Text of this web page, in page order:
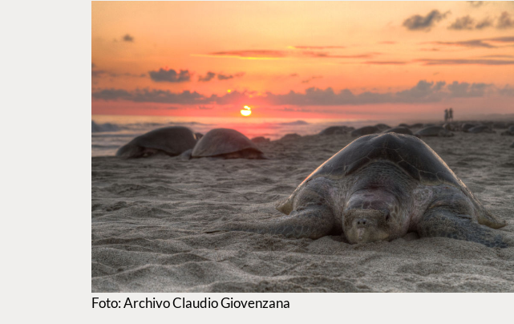
Foto: Archivo Claudio Giovenzana